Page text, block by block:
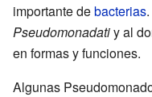
importante debacterias
Pseudomonadatiy al
en formas y funciones.
Algunas